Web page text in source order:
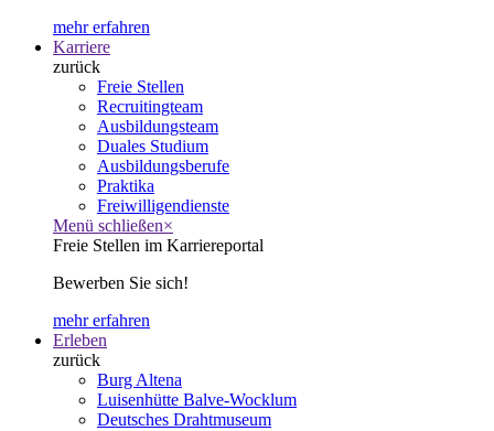
mehr erfahren
Karriere
zurück
Freie Stellen
Recruitingteam
Ausbildungsteam
Duales Studium
Ausbildungsberufe
Praktika
Freiwilligendienste
Menü schließen×
Freie Stellen im Karriereportal
Bewerben Sie sich!
mehr erfahren
Erleben
zurück
Burg Altena
Luisenhütte Balve-Wocklum
Deutsches Drahtmuseum